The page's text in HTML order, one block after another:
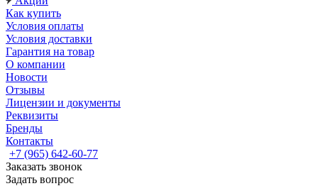
Как купить
Условия оплаты
Условия доставки
Гарантия на товар
О компании
Новости
Отзывы
Лицензии и документы
Реквизиты
Бренды
Контакты
+7 (965) 642-60-77
Заказать звонок
Задать вопрос